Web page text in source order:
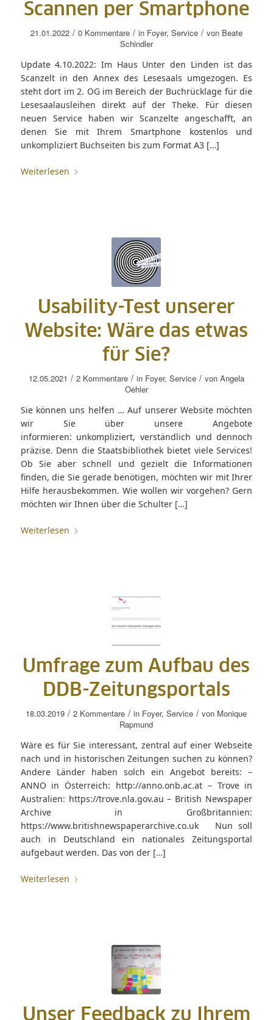
Scannen per Smartphone
21.01.2022 / 0 Kommentare / in Foyer, Service / von Beate
Schindler
Update 4.10.2022: Im Haus Unter den Linden ist das
Scanzelt in den Annex des Lesesaals umgezogen. Es
steht dort im 2. OG im Bereich der Buchrücklage für die
Lesesaalausleihen direkt auf der Theke. Für diesen
neuen Service haben wir Scanzelte angeschafft, an
denen Sie mit Ihrem Smartphone kostenlos und
unkompliziert Buchseiten bis zum Format A3 […]
Weiterlesen
Usability-Test unserer
Website: Wäre das etwas
für Sie?
12.05.2021 / 2 Kommentare / in Foyer, Service / von Angela
Oehler
Sie können uns helfen … Auf unserer Website möchten
wir Sie über unsere Angebote
informieren: unkompliziert, verständlich und dennoch
präzise. Denn die Staatsbibliothek bietet viele Services!
Ob Sie aber schnell und gezielt die Informationen
finden, die Sie gerade benötigen, möchten wir mit Ihrer
Hilfe herausbekommen. Wie wollen wir vorgehen? Gern
möchten wir Ihnen über die Schulter […]
Weiterlesen
Umfrage zum Aufbau des
DDB-Zeitungsportals
18.03.2019 / 2 Kommentare / in Foyer,Service / von Monique
Rapmund
Wäre es für Sie interessant, zentral auf einer Webseite
nach und in historischen Zeitungen suchen zu können?
Andere Länder haben solch ein Angebot bereits: –
ANNO in Österreich: http://anno.onb.ac.at – Trove in
Australien: https://trove.nla.gov.au – British Newspaper
Archive in Großbritannien:
https://www.britishnewspaperarchive.co.uk Nun soll
auch in Deutschland ein nationales Zeitungsportal
aufgebaut werden. Das von der […]
Weiterlesen
Unser Feedback zu Ihrem